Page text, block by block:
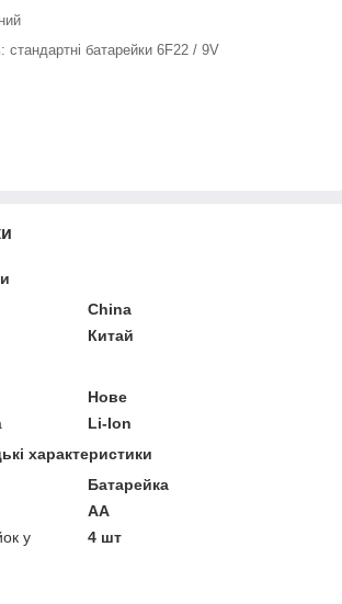
стандартні батарейки 6F22 / 9V
China
Китай
Нове
Li-Ion
характеристики
Батарейка
AA
у
4 шт